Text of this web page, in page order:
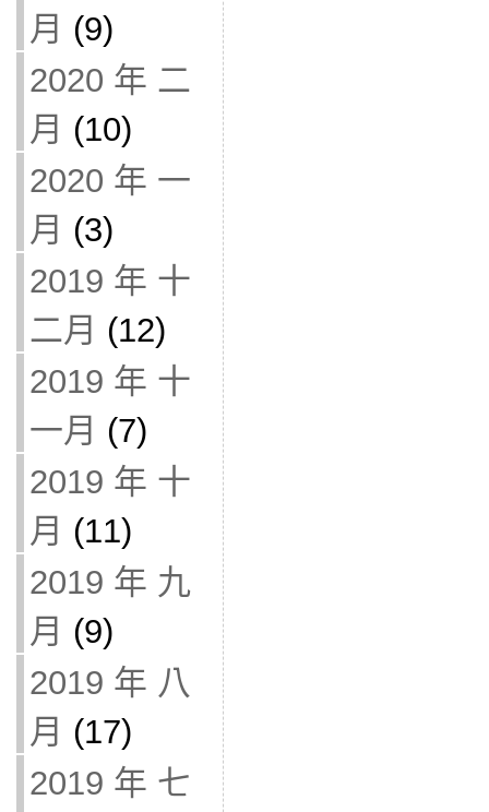
月 (9)
2020 年 二
月 (10)
2020 年 一
月 (3)
2019 年 十
二月 (12)
2019 年 十
一月 (7)
2019 年 十
月 (11)
2019 年 九
月 (9)
2019 年 八
月 (17)
2019 年 七